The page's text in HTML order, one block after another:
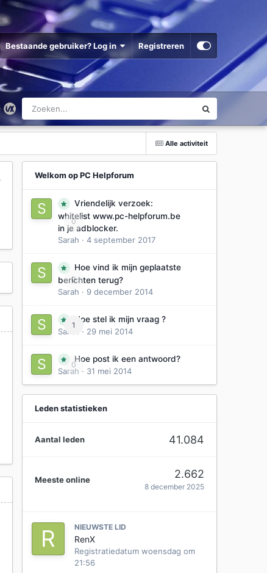
Bestaande gebruiker? Log in Registreren
Alle activiteit
Welkom op PC Helpforum
0
Vriendelijk verzoek:
whitelist www.pc-helpforum.be
in je adblocker.
Sarah · 4 september 2017
0
Hoe vind ik mijn geplaatste
berichten terug?
Sarah · 9 december 2014
1
Hoe stel ik mijn vraag ?
Sarah
· 29 mei 2014
0
Hoe post ik een antwoord?
Sarah · 31 mei 2014
Leden statistieken
Aantal leden 41.084
Meeste online 2.662
8 december 2025
NIEUWSTE LID
RenX
Registratiedatum woensdag om
21:56